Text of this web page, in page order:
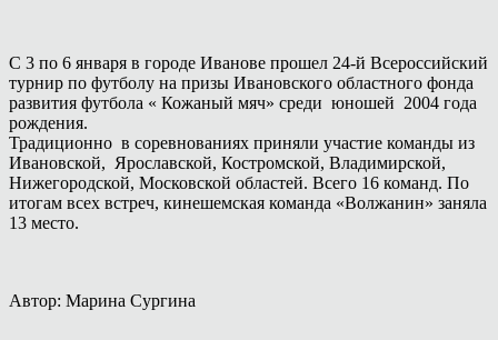
С 3 по 6 января в городе Иванове прошел 24-й Всероссийский
турнир по футболу на призы Ивановского областного фонда
развития футбола « Кожаный мяч» среди юношей 2004 года
рождения.
Традиционно в соревнованиях приняли участие команды из
Ивановской, Ярославской, Костромской, Владимирской,
Нижегородской, Московской областей. Всего 16 команд. По
итогам всех встреч, кинешемская команда «Волжанин» заняла
13 место.
Автор: Марина Сургина